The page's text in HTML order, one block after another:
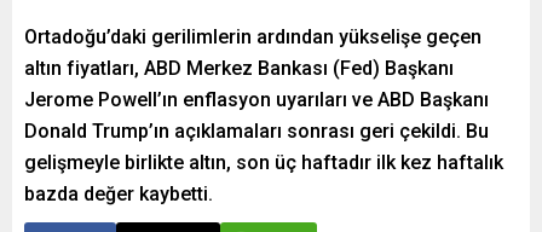
Ortadoğu’daki gerilimlerin ardından yükselişe geçen
altın fiyatları, ABD Merkez Bankası (Fed) Başkanı
Jerome Powell’ın enflasyon uyarıları ve ABD Başkanı
Donald Trump’ın açıklamaları sonrası geri çekildi. Bu
gelişmeyle birlikte altın, son üç haftadır ilk kez haftalık
bazda değer kaybetti.